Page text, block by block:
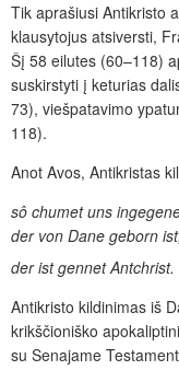
Tik aprašiusi Antikristo
klausytojus atsiversti,
Šį 58 eilutes (60–118)
suskirstyti į keturias
73), viešpatavimo
118).
Anot Avos, Antikristas
sô chumet uns
der von Dane geborn ist,
der ist gennet Antchrist.
Antikristo kildinimas iš
krikščioniško
su Senajame